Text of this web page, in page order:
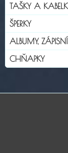
TAŠKY A
ŠPERKY
ALBUMY,
CHŇAPKY